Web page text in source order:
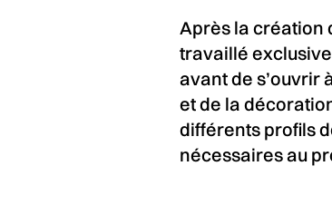
Après la création
travaillé
avant de s’ouvrir
et de la
différents profils
nécessaires au